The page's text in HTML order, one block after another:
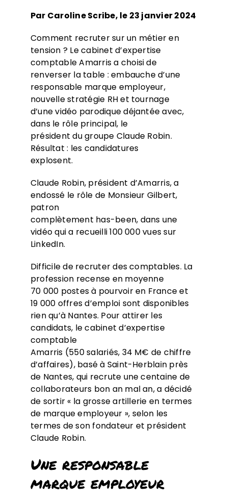
Par Caroline Scribe, le 23 janvier 2024
Comment recruter sur un métier en
tension ? Le cabinet d’expertise
comptable Amarris a choisi de
renverser la table : embauche d’une
responsable marque employeur,
nouvelle stratégie RH et tournage
d’une vidéo parodique déjantée avec,
dans le rôle principal, le
président du groupe Claude Robin.
Résultat : les candidatures
explosent.
Claude Robin, président d’Amarris, a
endossé le rôle de Monsieur Gilbert,
patron
complètement has-been, dans une
vidéo qui a recueilli 100 000 vues sur
LinkedIn.
Difficile de recruter des comptables. La
profession recense en moyenne
70 000 postes à pourvoir en France et
19 000 offres d’emploi sont disponibles
rien qu’à Nantes. Pour attirer les
candidats, le cabinet d’expertise
comptable
Amarris (550 salariés, 34 M€ de chiffre
d’affaires), basé à Saint-Herblain près
de Nantes, qui recrute une centaine de
collaborateurs bon an mal an, a décidé
de sortir « la grosse artillerie en termes
de marque employeur », selon les
termes de son fondateur et président
Claude Robin.
Une responsable
marque employeur